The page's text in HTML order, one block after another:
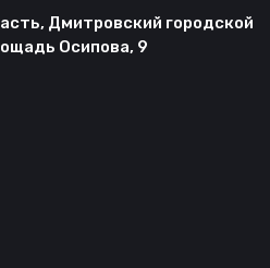
Дмитровский городской
Осипова, 9